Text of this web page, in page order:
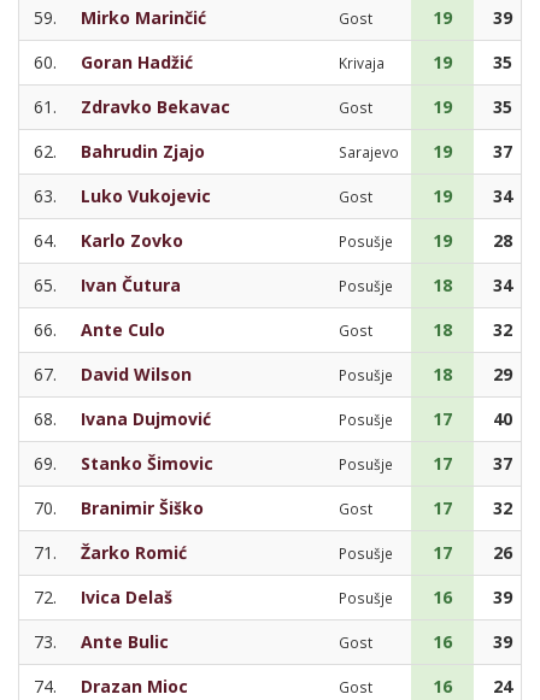
59.
Mirko Marinčić Gost 19
39
60.
Goran Hadžić Krivaja 19
35
61.
Zdravko Bekavac Gost 19
35
62.
Bahrudin Zjajo Sarajevo 19
37
63.
Luko Vukojevic Gost 19
34
64.
Karlo Zovko Posušje 19
28
65.
Ivan Čutura Posušje 18
34
66.
Ante Culo Gost 18
32
67.
David Wilson Posušje 18
29
68.
Ivana Dujmović Posušje 17
40
69.
Stanko Šimovic Posušje 17
37
70.
Branimir Šiško Gost 17
32
71.
Žarko Romić Posušje 17
26
72.
Ivica Delaš Posušje 16
39
73.
Ante Bulic Gost 16
39
74.
Drazan Mioc Gost 16
24